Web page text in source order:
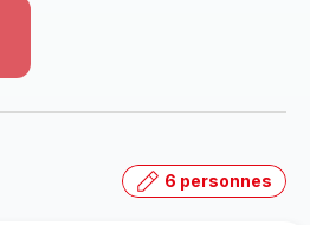
6 personnes